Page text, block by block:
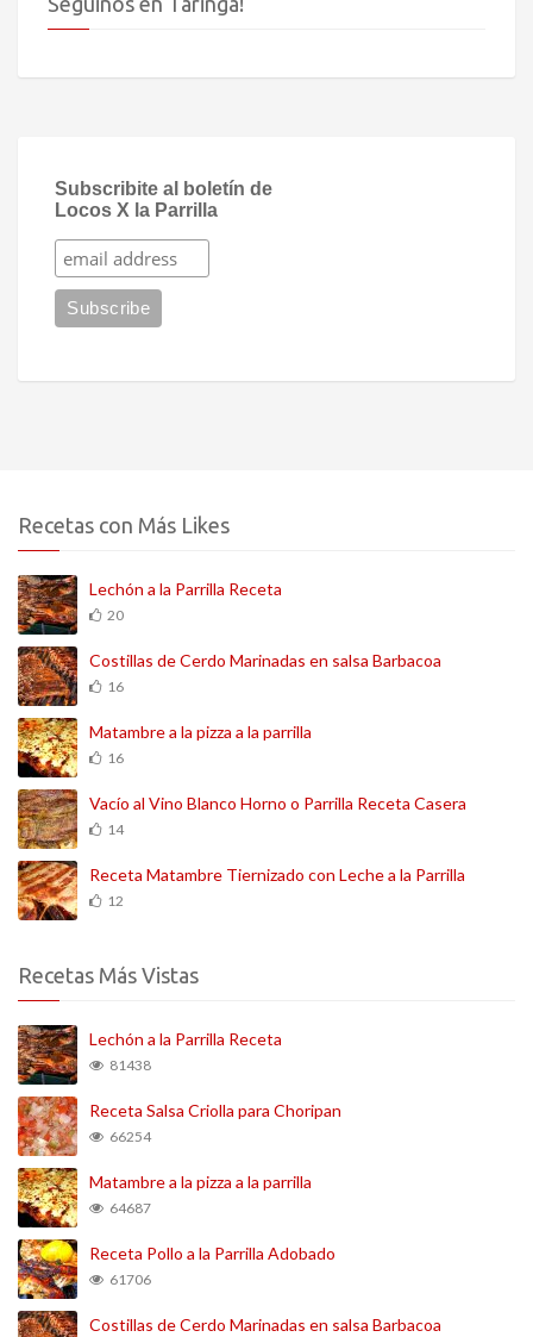
Subscribite al boletín de
Locos X la Parrilla
Recetas con Más Likes
Lechón a la Parrilla Receta
20
Costillas de Cerdo Marinadas en salsa Barbacoa
16
Matambre a la pizza a la parrilla
16
Vacío al Vino Blanco Horno o Parrilla Receta Casera
14
Receta Matambre Tiernizado con Leche a la Parrilla
12
Recetas Más Vistas
Lechón a la Parrilla Receta
81438
Receta Salsa Criolla para Choripan
66254
Matambre a la pizza a la parrilla
64687
Receta Pollo a la Parrilla Adobado
61706
Costillas de Cerdo Marinadas en salsa Barbacoa